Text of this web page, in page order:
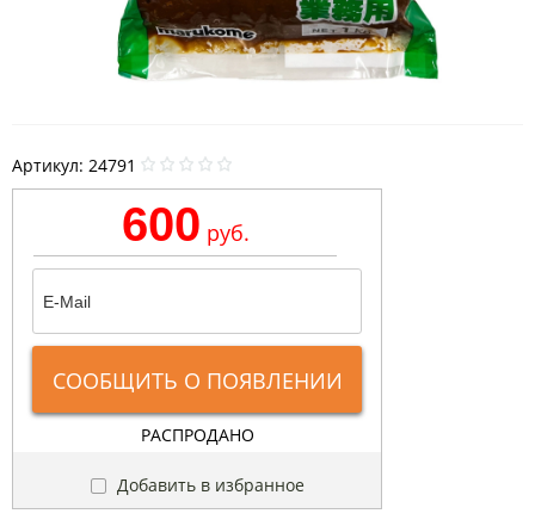
Артикул: 24791
600 руб.
СООБЩИТЬ О ПОЯВЛЕНИИ
РАСПРОДАНО
Добавить в избранное